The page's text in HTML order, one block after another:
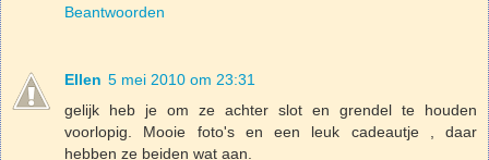
Beantwoorden
Ellen 5 mei 2010 om 23:31
gelijk heb je om ze achter slot en grendel te houden
voorlopig. Mooie foto's en een leuk cadeautje , daar
hebben ze beiden wat aan.